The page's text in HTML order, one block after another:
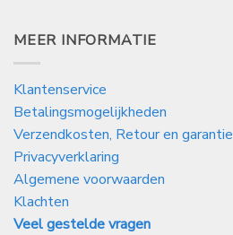
MEER INFORMATIE
Klantenservice
Betalingsmogelijkheden
Verzendkosten, Retour en garantie
Privacyverklaring
Algemene voorwaarden
Klachten
Veel gestelde vragen